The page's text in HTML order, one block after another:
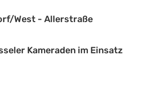
West - Allerstraße
Kameraden im Einsatz